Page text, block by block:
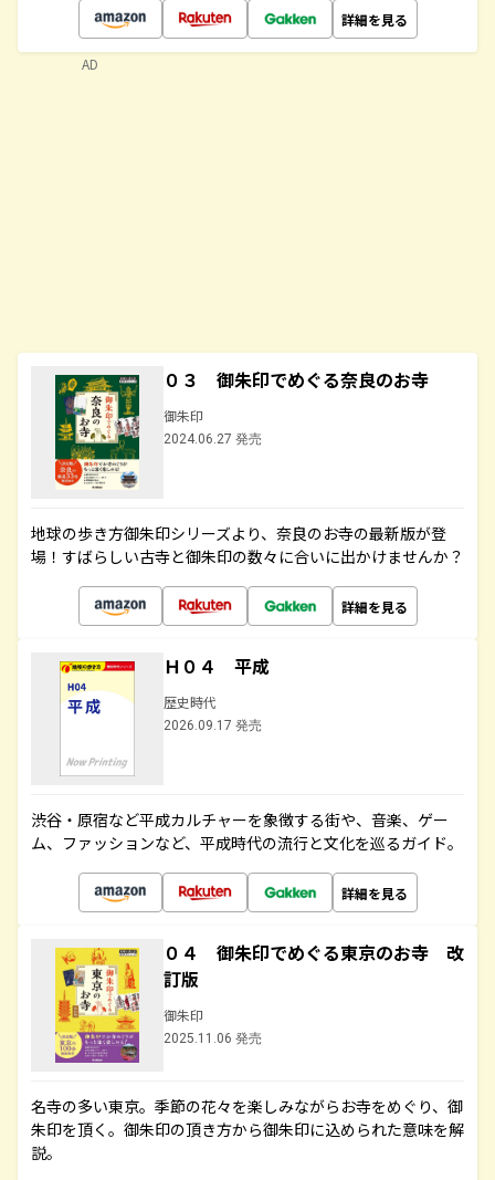
詳細を見る
０３ 御朱印でめぐる奈良のお寺
御朱印
2024.06.27 発売
地球の歩き方御朱印シリーズより、奈良のお寺の最新版が登
場！すばらしい古寺と御朱印の数々に合いに出かけませんか？
詳細を見る
Ｈ０４ 平成
歴史時代
2026.09.17 発売
渋谷・原宿など平成カルチャーを象徴する街や、音楽、ゲー
ム、ファッションなど、平成時代の流行と文化を巡るガイド。
詳細を見る
０４ 御朱印でめぐる東京のお寺 改
訂版
御朱印
2025.11.06 発売
名寺の多い東京。季節の花々を楽しみながらお寺をめぐり、御
朱印を頂く。御朱印の頂き方から御朱印に込められた意味を解
説。
AD